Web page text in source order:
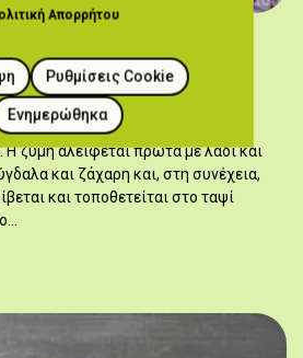
Η ζύμη αλείφεται πρώτα με λάδι και
και ζάχαρη και, στη συνέχεια,
και τοποθετείται στο ταψί
Απορρήτου
Ρυθμίσεις Cookie
Ενημερώθηκα